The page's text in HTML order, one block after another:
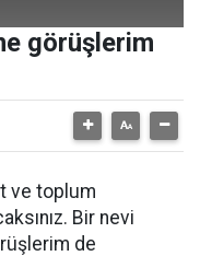
görüşlerim
ve toplum
Bir nevi
de